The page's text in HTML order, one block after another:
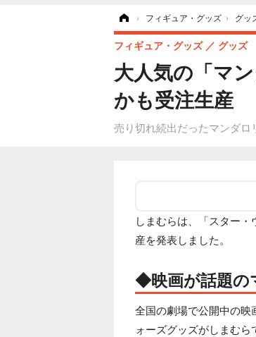
› フィギュア・グッズ › グッ
大人気の「マ
かも受注生産
売り切れ続出だったマンダロ
フィギュア・グッズ グッズ
しまむらは、「スター
産を発表しました。
◆映画が話題の
全国の劇場で公開中の映
ォーズグッズがしまむら